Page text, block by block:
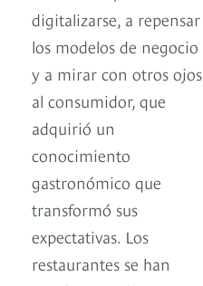
digitalizarse, a repensar
los modelos de negocio
y a mirar con otros ojos
al consumidor, que
adquirió un
conocimiento
gastronómico que
transformó sus
expectativas. Los
restaurantes se han